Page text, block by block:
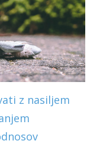
z nasiljem